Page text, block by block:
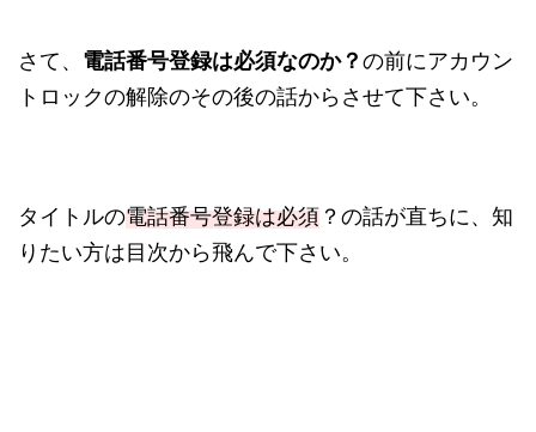
さて、 電話番号登録は必須なのか？の前にアカウン
トロックの解除のその後の話からさせて下さい。
タイトルの電話番号登録は必須 ？の話が直ちに、知
りたい方は目次から飛んで下さい。